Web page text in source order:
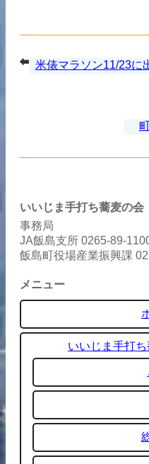
米俵マラソン11/23に
いいじま手打ち蕎麦の会
事務局
JA飯島支所 0265-89-
飯島町役場産業振興課
メニュー
いいじま手打